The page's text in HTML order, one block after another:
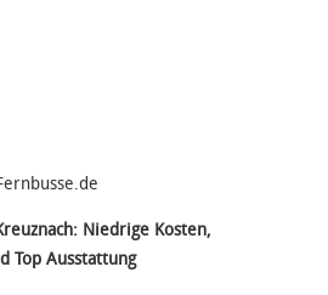
Niedrige Kosten,
Top Ausstattung